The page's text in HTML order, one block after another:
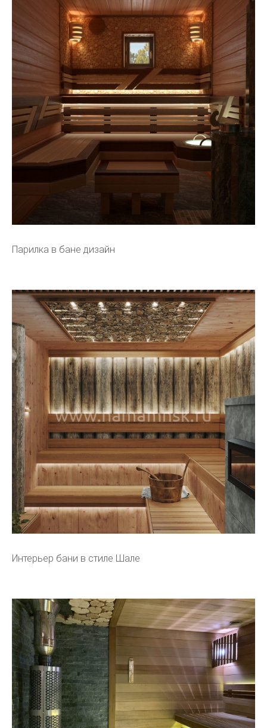
Парилка в бане дизайн
Интерьер бани в стиле Шале